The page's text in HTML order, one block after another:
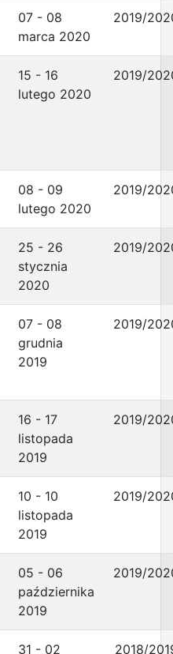
07 - 08
marca 2020
2019/
15 - 16
lutego 2020
2019/
08 - 09
lutego 2020
2019/
25 - 26
stycznia
2020
2019/
07 - 08
grudnia
2019
2019/
16 - 17
listopada
2019
2019/
10 - 10
listopada
2019
2019/
05 - 06
października
2019
2019/
31 - 02 2018/